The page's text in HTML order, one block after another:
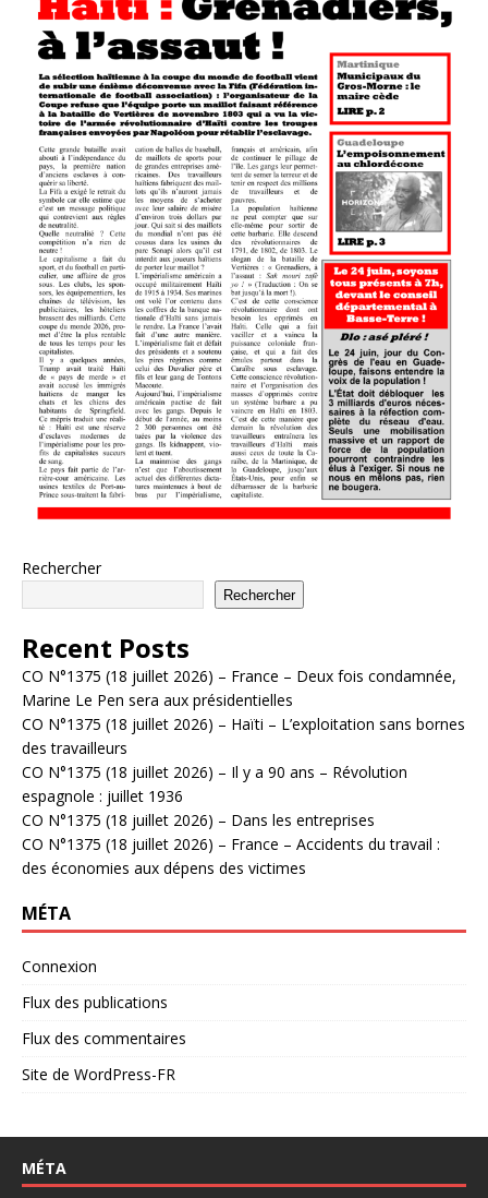
Rechercher
Rechercher
Recent Posts
CO N°1375 (18 juillet 2026) – France – Deux fois condamnée,
Marine Le Pen sera aux présidentielles
CO N°1375 (18 juillet 2026) – Haïti – L’exploitation sans bornes
des travailleurs
CO N°1375 (18 juillet 2026) – Il y a 90 ans – Révolution
espagnole : juillet 1936
CO N°1375 (18 juillet 2026) – Dans les entreprises
CO N°1375 (18 juillet 2026) – France – Accidents du travail :
des économies aux dépens des victimes
MÉTA
Connexion
Flux des publications
Flux des commentaires
Site de WordPress-FR
MÉTA